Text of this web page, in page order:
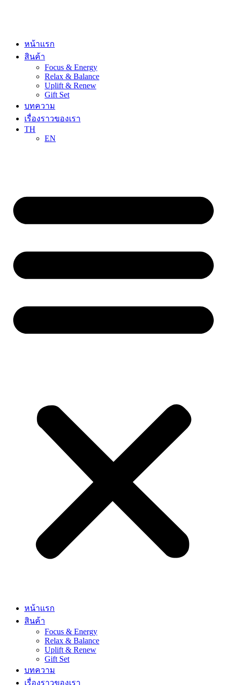
หน้าแรก
สินค้า
Focus & Energy
Relax & Balance
Uplift & Renew
Gift Set
บทความ
เรื่องราวของเรา
TH
EN
หน้าแรก
สินค้า
Focus & Energy
Relax & Balance
Uplift & Renew
Gift Set
บทความ
เรื่องราวของเรา